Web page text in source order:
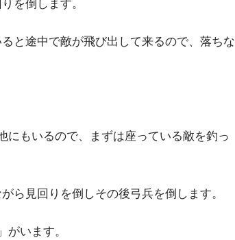
を倒します。
と途中で敵が飛び出して来るので、落ちな
にもいるので、まずは座っている敵を釣っ
ら見回りを倒しその後弓兵を倒します。
います。